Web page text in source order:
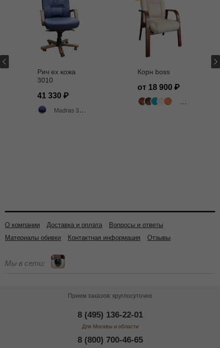
Рич ех кожа
3010
41 330
Madras 3010 синий матовый
Корн boss
от 18 900
503 цвета
О компании Доставка и оплата
Вопросы и ответы
Материалы обивки
Контактная информация Отзывы
Мы в сети:
Прием заказов: круглосуточно
8 (495) 136-22-01
Для Москвы и области
8 (800) 700-46-65